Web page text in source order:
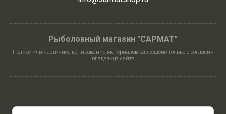
Рыболовный магазин "САРМАТ"
Полное или частичное копирование материалов разрешено только с согласия
владельца сайта